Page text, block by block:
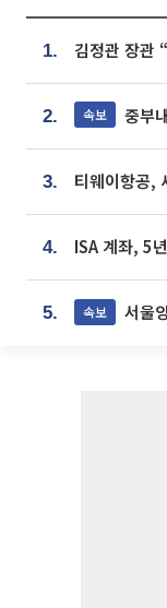
1.
2. 속보 중부
3.
4. ISA 계좌, 5
5. 속보 서울